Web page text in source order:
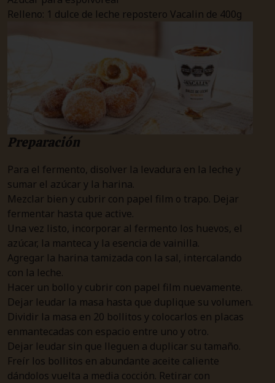
Relleno: 1 dulce de leche repostero Vacalin de 400g
Preparación
Para el fermento, disolver la levadura en la leche y
sumar el azúcar y la harina.
Mezclar bien y cubrir con papel film o trapo. Dejar
fermentar hasta que active.
Una vez listo, incorporar al fermento los huevos, el
azúcar, la manteca y la esencia de vainilla.
Agregar la harina tamizada con la sal, intercalando
con la leche.
Hacer un bollo y cubrir con papel film nuevamente.
Dejar leudar la masa hasta que duplique su volumen.
Dividir la masa en 20 bollitos y colocarlos en placas
enmantecadas con espacio entre uno y otro.
Dejar leudar sin que lleguen a duplicar su tamaño.
Freír los bollitos en abundante aceite caliente
dándolos vuelta a media cocción. Retirar con